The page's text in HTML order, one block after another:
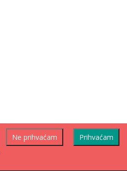
Prihvaćam
Ne prihvaćam